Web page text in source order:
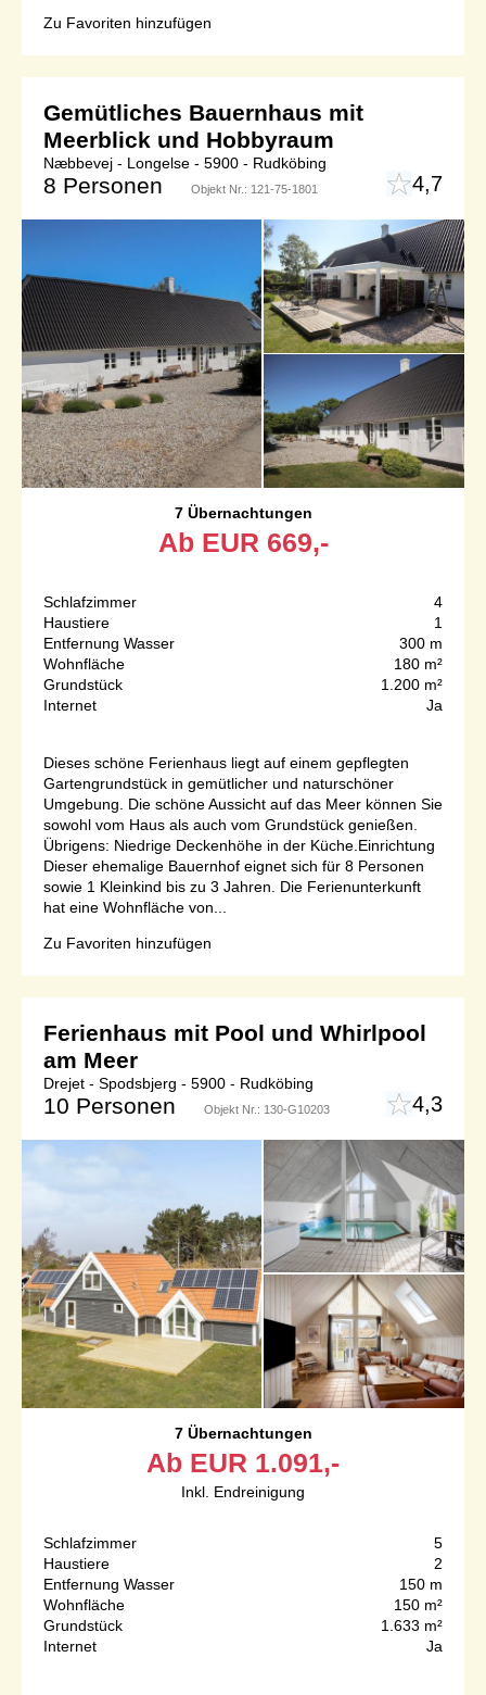
Zu Favoriten hinzufügen
Gemütliches Bauernhaus mit
Meerblick und Hobbyraum
Næbbevej - Longelse - 5900 - Rudköbing
8 Personen Objekt Nr.: 121-75-1801 4,7
7 Übernachtungen
Ab EUR 669,-
Schlafzimmer
4
Haustiere
1
Entfernung Wasser
300 m
Wohnfläche
180 m²
Grundstück
1.200 m²
Internet
Ja
Dieses schöne Ferienhaus liegt auf einem gepflegten
Gartengrundstück in gemütlicher und naturschöner
Umgebung. Die schöne Aussicht auf das Meer können Sie
sowohl vom Haus als auch vom Grundstück genießen.
Übrigens: Niedrige Deckenhöhe in der Küche.Einrichtung
Dieser ehemalige Bauernhof eignet sich für 8 Personen
sowie 1 Kleinkind bis zu 3 Jahren. Die Ferienunterkunft
hat eine Wohnfläche von...
Zu Favoriten hinzufügen
Ferienhaus mit Pool und Whirlpool
am Meer
Drejet - Spodsbjerg - 5900 - Rudköbing
10 Personen Objekt Nr.: 130-G10203 4,3
7 Übernachtungen
Ab EUR 1.091,-
Inkl. Endreinigung
Schlafzimmer
5
Haustiere
2
Entfernung Wasser
150 m
Wohnfläche
150 m²
Grundstück
1.633 m²
Internet
Ja